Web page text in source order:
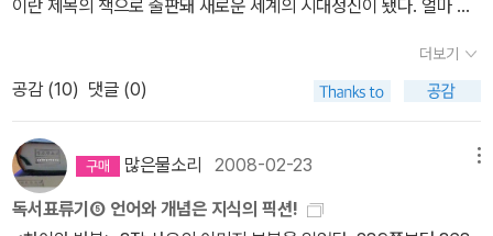
구한다.7. 그렇게 너를 만날 수 있다면, 망각의 그늘에서 너가 온몸으
로 다가온다면, [나]만으로 사유하고 사는 것이 아니라, 삶은 늘 [너-
만들어진다면 인간이 온전하게 사유하게 될 수 있는 것일까?8.뱀발
2. 주제와 도를 넘은 생각을 올린다. 욕먹고 우스꽝스런 느낌들을 놓
는다. 하지만 충격이 컸음이 사실이고, 지금도 속도를 많이 줄여 우물
가에 앉아 물끄러미 바라보고 있다. 오독의 연속일리라도 산책길에
만난 이들보다 뫔이 사로잡혀 있다.
글을 보다 몇편 인상에 남는 책들. 박희진님의 시를 보고 싶고, 어제
아*** 에 논란이 되었을 [성과 속] 관련 단편들의 소묘읽기를 해보
다. 바디우의 [철학]에 대한 생각, 책이 무지 두껍고 어렵다고 하는데,
간략 요약글에 힘을 얻어본다. 철학을 조건들이라고 명명한다면, 어
찌 포스트모던의 골리앗에 이긴 철학의 정통계승 다윗이라 하긴에 앞
뒤가 맞지 않는 듯 싶다. 암튼 조건들로 명기하고 다른 학과 연계성을
에 사유하는 것이다. 이전의 철학은 진리의 생산을 한 영역에 가뒀고,
» 알랭 바디
우 Alain Badiou■ 사르트르·알튀세르·마오를 거쳐 프랑스 파리의
학교의 쥘 페리 대강의실에서 진행된다. 이 강의를 듣는 사람들의 면
면은 다양하다. 머리가 희끗한 노인에서부터 현직 교수, 교사들, 이제
막 대학에 들어온 젊은 학생들까지 모든 세대의 사람들이 강의 시작
이란 제목의 책으로 출판돼 새로운 세계의 시대정신이 됐다. 얼마 못
은, 하지만 지금까지도 계속 영향력을 행사하고 있다는 점에서는 지
극히 현실적인 것이었다.(후쿠야마가 석학 대접을 받는 것은 아마 그
때문일 것이다) 역사의 종말에 대한 선언의 현실성은 부정적인 방식
으로 입증된다. 다시 말해 우리는 모두 후쿠야마의 선언이 순진하고
더 나아가 기만적이라는 것을 알고 있지만, 그럼에도 자본주의와 자
유민주주의(사실은 반공주의)의 최종적 승리에 대한 그의 선언을 어
더보기
공감 (10) 댓글 (0)
많은물소리 2008-02-23
독서표류기⑤ 언어와 개념은 지식의 픽션!